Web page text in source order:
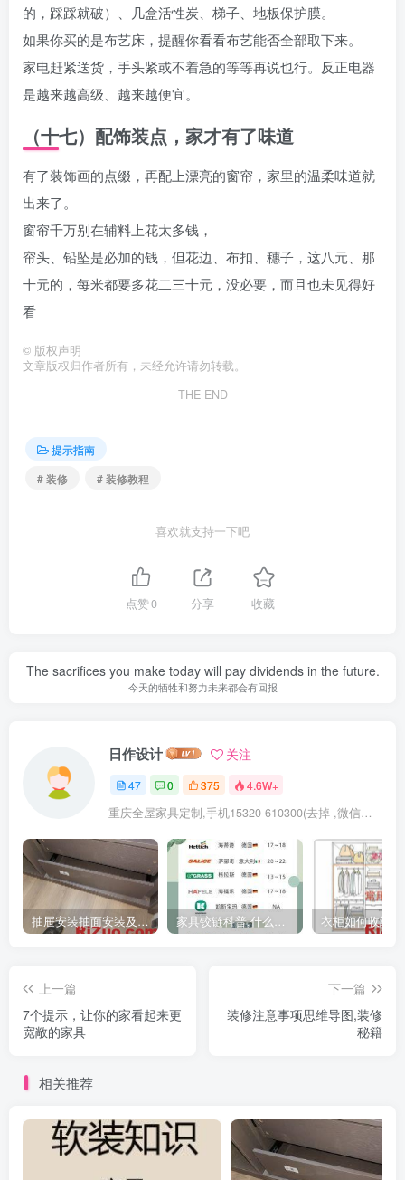
的，踩踩就破）、几盒活性炭、梯子、地板保护膜。
如果你买的是布艺床，提醒你看看布艺能否全部取下来。
家电赶紧送货，手头紧或不着急的等等再说也行。反正电器
是越来越高级、越来越便宜。
（十七）配饰装点，家才有了味道
有了装饰画的点缀，再配上漂亮的窗帘，家里的温柔味道就
出来了。
窗帘千万别在辅料上花太多钱，
帘头、铅坠是必加的钱，但花边、布扣、穗子，这八元、那
十元的，每米都要多花二三十元，没必要，而且也未见得好
看
© 版权声明
文章版权归作者所有，未经允许请勿转载。
THE END
提示指南
# 装修
# 装修教程
喜欢就支持一下吧
点赞0 分享 收藏
The sacrifices you make today will pay dividends in the future.
今天的牺牲和努力未来都会有回报
日作设计 关注
47 0 375 4.6W+
重庆全屋家具定制,手机15320-610300(去掉-,微信同号)
抽屉安装抽面安装及抽屉拉手安装教程 家具铰链科普,什么时候用直弯,中弯,大弯铰链
上一篇
7个提示，让你的家看起来更
宽敞的家具
下一篇
装修注意事项思维导图,装修
秘籍
相关推荐